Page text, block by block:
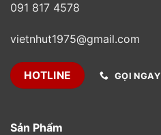
091 817 4578
vietnhut1975@gmail.com
HOTLINE GỌI NGAY
Sản Phẩm